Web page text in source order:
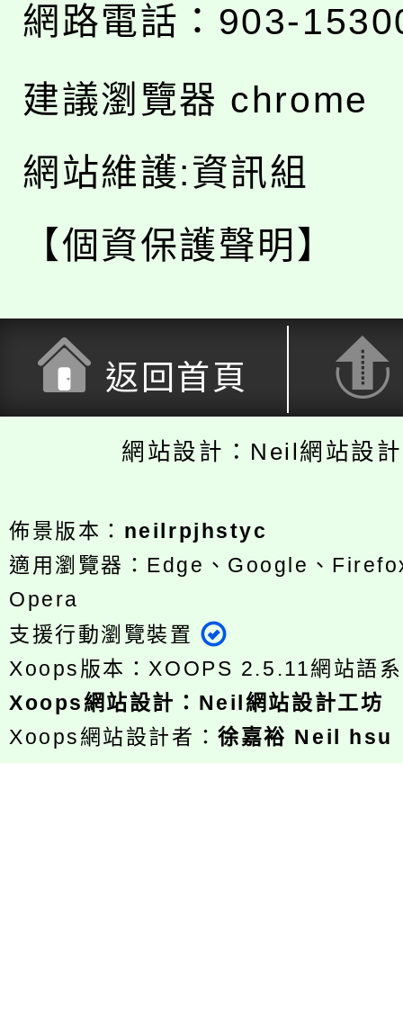
網路電話：903-
建議瀏覽器 chrome
網站維護:資訊組
【個資保護聲明】
返回首頁
網站設計：Neil網站設
佈景版本： neilrpjhstyc
適用瀏覽器：Edge、Google、
Opera
支援行動瀏覽裝置
Xoops版本： XOOPS 2.5.11網站語
Xoops網站設計 ： Neil網站設計工坊
Xoops網站設計者：徐嘉裕 Neil hsu